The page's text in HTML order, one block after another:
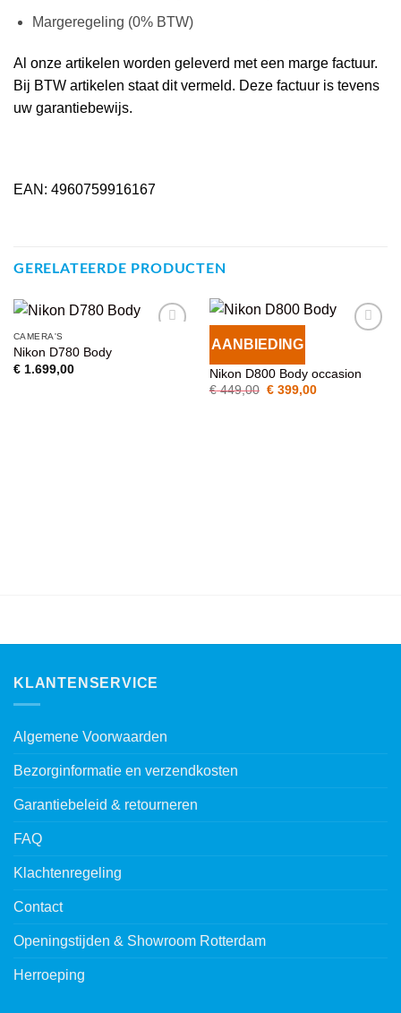
Margeregeling (0% BTW)
Al onze artikelen worden geleverd met een marge factuur.
Bij BTW artikelen staat dit vermeld. Deze factuur is tevens
uw garantiebewijs.
EAN: 4960759916167
GERELATEERDE PRODUCTEN
VOEG TOE
CAMERA'S
Nikon D780 Body
€1.699,00
AANBIEDINGVOEG TOE
WENSENLIJST
Nikon D800 Body occasion
€449,00 Oorspronkelijke
€399,00Huidige
KLANTENSERVICE
Algemene Voorwaarden
Bezorginformatie en verzendkosten
Garantiebeleid & retourneren
FAQ
Klachtenregeling
Contact
Openingstijden & Showroom Rotterdam
Herroeping